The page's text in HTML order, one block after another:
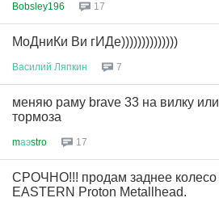
Bobsley196 17
МоДниКи Ви гИДе))))))))))))))
Василий Ляпкин 7
меняю раму brave 33 на вилку или
тормоза
mаэstro 17
СРОЧНО!!! продам заднее колесо
EASTERN Proton Metallhead.